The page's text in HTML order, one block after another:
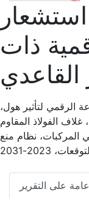
ذات
القاعدي
لتأثير هول،
الفولاذ المقاوم
المركبات، نظام منع
2023-2031
على التقرير